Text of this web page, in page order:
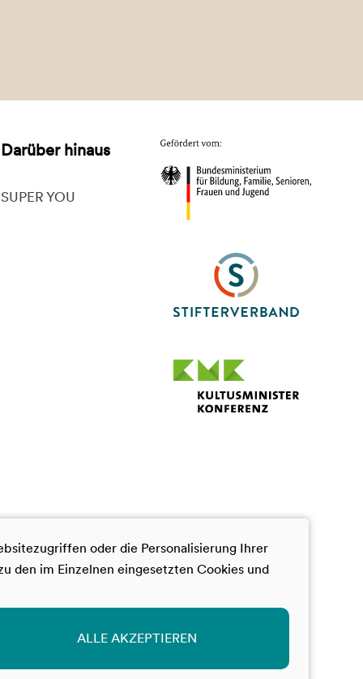
Darüber hinaus
SUPER YOU
oder die Personalisierung Ihrer
den im Einzelnen eingesetzten Cookies und
ALLE AKZEPTIEREN